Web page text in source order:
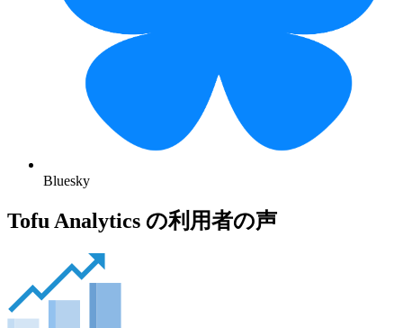
Bluesky
Tofu Analytics の利用者の声